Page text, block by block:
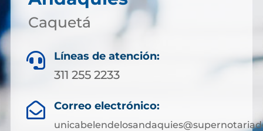
Caquetá
 Líneas de atención:
311 255 2233
 Correo electrónico: